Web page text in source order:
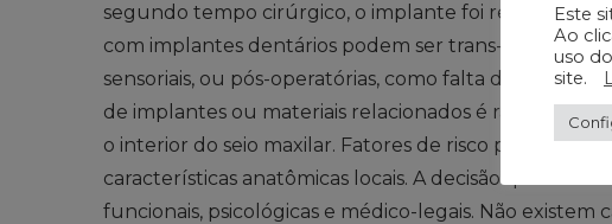
segundo tempo cirúrgico, o implante foi removido
com implantes dentários podem ser trans-
sensoriais, ou pós-operatórias, como falta de
de implantes ou materiais relacionados é raro e, em
o interior do seio maxilar. Fatores de risco para essa
características anatômicas locais. A decisão quanto à
funcionais, psicológicas e médico-legais. Não existem
Este
Ao
uso
site.